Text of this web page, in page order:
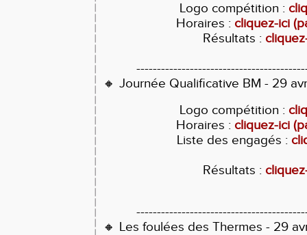
Logo compétition :
Horaires : cliquez-ici
Résultats :
🔸 Journée Qualificative BM - 29
Logo compétition :
Horaires : cliquez-ici
Liste des engagés :
Résultats :
🔸 Les foulées des Thermes - 29